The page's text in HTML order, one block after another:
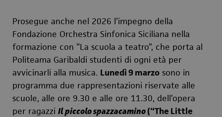
Prosegue anche nel 2026 l’impegno della
Fondazione Orchestra Sinfonica Siciliana nella
formazione con “La scuola a teatro”, che porta al
Politeama Garibaldi studenti di ogni età per
avvicinarli alla musica. Lunedì 9 marzo sono in
programma due rappresentazioni riservate alle
scuole, alle ore 9.30 e alle ore 11.30, dell’opera
per ragazzi Il piccolo spazzacamino(“The Little